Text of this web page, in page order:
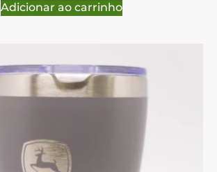
Adicionar ao carrinho